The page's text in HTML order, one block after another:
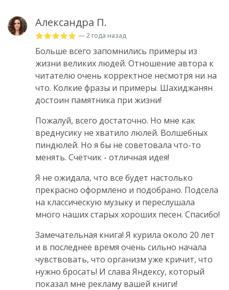
Александра П.
— 2 года назад
Больше всего запомнились примеры из
жизни великих людей. Отношение автора к
читателю очень корректное несмотря ни на
что. Колкие фразы и примеры. Шахиджанян
достоин памятника при жизни!
Пожалуй, всего достаточно. Но мне как
вреднусику не хватило люлей. Волшебных
пиндюлей. Но я бы не советовала что-то
менять. Счётчик - отличная идея!
Я не ожидала, что все будет настолько
прекрасно оформлено и подобрано. Подсела
на классическую музыку и переслушала
много наших старых хороших песен. Спасибо!
Замечательная книга! Я курила около 20 лет
и в последнее время очень сильно начала
чувствовать, что организм уже кричит, что
нужно бросать! И слава Яндексу, который
показал мне рекламу вашей книги!